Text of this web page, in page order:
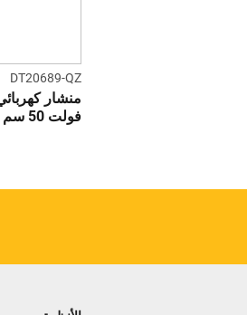
DT20689-QZ
فولت 50 سم